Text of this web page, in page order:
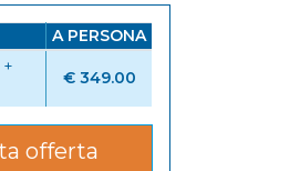
A PERSONA
€ 349.00
offerta